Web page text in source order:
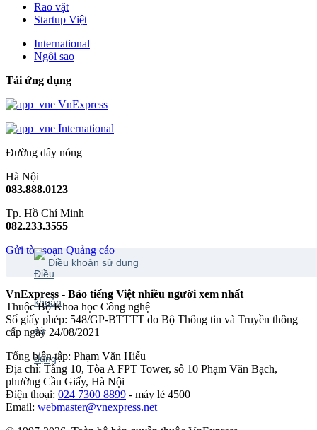
Rao vặt
Startup Việt
International
Ngôi sao
Tải ứng dụng
VnExpress
International
Đường dây nóng
Hà Nội
083.888.0123
Tp. Hồ Chí Minh
082.233.3555
Gửi tòa soạn Quảng cáo
Điều khoản sử dụng
VnExpress - Báo tiếng Việt nhiều người xem nhất
Thuộc Bộ Khoa học Công nghệ
Số giấy phép: 548/GP-BTTTT do Bộ Thông tin và Truyền thông
cấp ngày 24/08/2021
Tổng biên tập: Phạm Văn Hiếu
Địa chỉ: Tầng 10, Tòa A FPT Tower, số 10 Phạm Văn Bạch,
phường Cầu Giấy, Hà Nội
Điện thoại: 024 7300 8899 - máy lẻ 4500
Email: webmaster@vnexpress.net